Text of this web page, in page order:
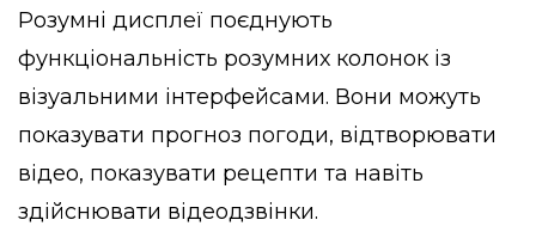
Розумні дисплеї поєднують
функціональність розумних колонок із
візуальними інтерфейсами. Вони можуть
показувати прогноз погоди, відтворювати
відео, показувати рецепти та навіть
здійснювати відеодзвінки.